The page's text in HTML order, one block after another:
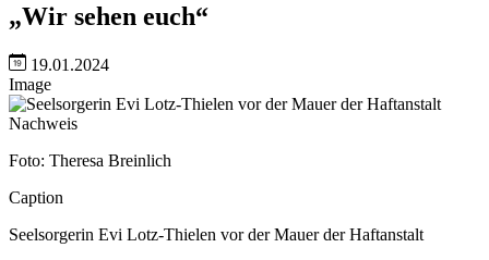
„Wir sehen euch“
19.01.2024
Image
Nachweis
Foto: Theresa Breinlich
Caption
Seelsorgerin Evi Lotz-Thielen vor der Mauer der Haftanstalt